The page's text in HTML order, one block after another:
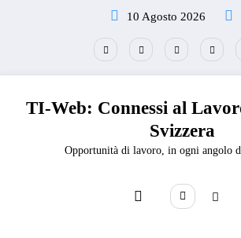
10 Agosto 2026
TI-Web: Connessi al
Svizzera
Opportunità di lavoro, in ogni angolo